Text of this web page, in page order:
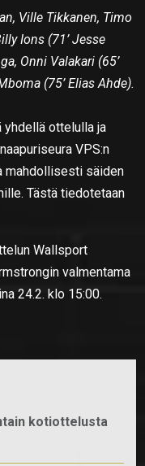
Ville Tikkanen, Timo
Ions (71’ Jesse
Onni Valakari (65’
(75’ Elias Ahde).
yhdellä ottelulla ja
VPS:n
mahdollisesti säiden
Tästä tiedotetaan
Wallsport
valmentama
24.2. klo 15:00.
kotiottelusta